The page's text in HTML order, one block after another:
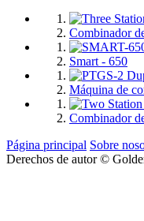
Combinador
Smart - 650
Máquina de
Combinador
Página principal Sobre
Derechos de autor ©